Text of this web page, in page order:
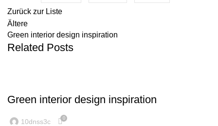
Zurück zur Liste
Ältere
Green interior design inspiration
Related Posts
Green interior design inspiration
10dnss3c 0